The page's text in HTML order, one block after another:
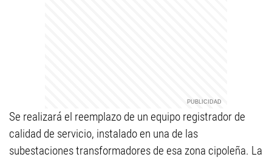
Se realizará el reemplazo de un equipo registrador de
calidad de servicio, instalado en una de las
subestaciones transformadores de esa zona cipoleña. La